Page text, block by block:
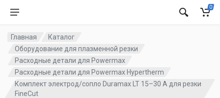
0
Главная
Каталог
Оборудование для плазменной резки
Расходные детали для Powermax
Расходные детали для Powermax Hypertherm
Комплект электрод/сопло Duramax LT 15–30 А для резки
FineCut